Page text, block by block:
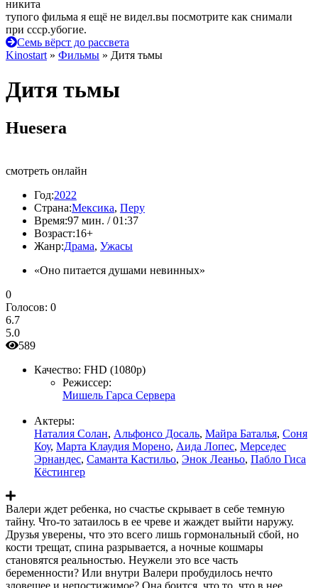
никита
тупого фильма я ещё не видел.вы посмотрите как снимали
при ссср.убогие.
Семь вёрст до рассвета
Kinostart » Фильмы » Дитя тьмы
Дитя тьмы
Huesera
смотреть онлайн
Год:2022
Страна:Мексика, Перу
Время:97 мин. / 01:37
Возраст:16+
Жанр:Драма, Ужасы
«Оно питается душами невинных»
0
Голосов: 0
6.7
5.0
589
Качество: FHD (1080p)
Режиссер:
Мишель Гарса Сервера
Актеры:
Наталия Солан, Альфонсо Досаль, Майра Баталья, Соня
Коу, Марта Клаудия Морено, Аида Лопес, Мерседес
Эрнандес, Саманта Кастильо, Энок Леаньо, Пабло Гиса
Кёстингер
Валери ждет ребенка, но счастье скрывает в себе темную
тайну. Что-то затаилось в ее чреве и жаждет выйти наружу.
Друзья уверены, что это всего лишь гормональный сбой, но
кости трещат, спина разрывается, а ночные кошмары
становятся реальностью. Неужели это все часть
беременности? Или внутри Валери пробудилось нечто
зловещее и непостижимое? Она боится, что то, что в нее